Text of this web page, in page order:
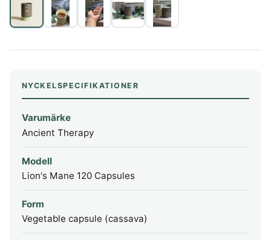
NYCKELSPECIFIKATIONER
Varumärke
Ancient Therapy
Modell
Lion's Mane 120 Capsules
Form
Vegetable capsule (cassava)